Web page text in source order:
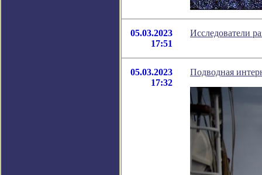
05.03.2023
17:51
Исследователи
05.03.2023
17:32
Подводная